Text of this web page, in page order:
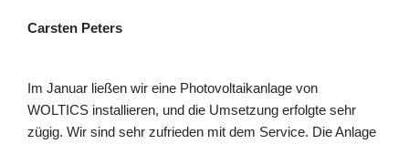
Carsten Peters
Im Januar ließen wir eine Photovoltaikanlage von
WOLTICS installieren, und die Umsetzung erfolgte sehr
zügig. Wir sind sehr zufrieden mit dem Service. Die Anlage